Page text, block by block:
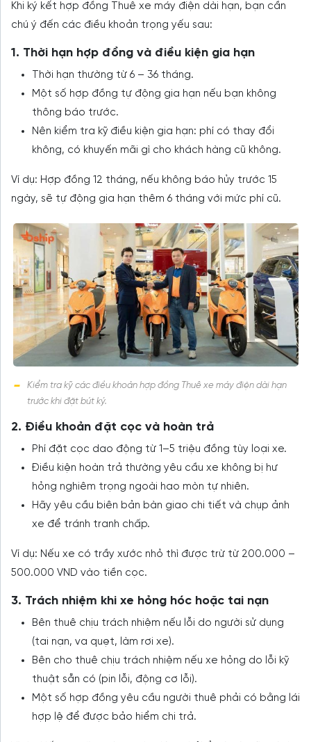
Khi ký kết hợp đồng Thuê xe máy điện dài hạn, bạn cần
chú ý đến các điều khoản trọng yếu sau:
1. Thời hạn hợp đồng và điều kiện gia hạn
Thời hạn thường từ 6 – 36 tháng.
Một số hợp đồng tự động gia hạn nếu bạn không
thông báo trước.
Nên kiểm tra kỹ điều kiện gia hạn: phí có thay đổi
không, có khuyến mãi gì cho khách hàng cũ không.
Ví dụ: Hợp đồng 12 tháng, nếu không báo hủy trước 15
ngày, sẽ tự động gia hạn thêm 6 tháng với mức phí cũ.
Kiểm tra kỹ các điều khoản hợp đồng Thuê xe máy điện dài hạn
trước khi đặt bút ký.
2. Điều khoản đặt cọc và hoàn trả
Phí đặt cọc dao động từ 1–5 triệu đồng tùy loại xe.
Điều kiện hoàn trả thường yêu cầu xe không bị hư
hỏng nghiêm trọng ngoài hao mòn tự nhiên.
Hãy yêu cầu biên bản bàn giao chi tiết và chụp ảnh
xe để tránh tranh chấp.
Ví dụ: Nếu xe có trầy xước nhỏ thì được trừ từ 200.000 –
500.000 VND vào tiền cọc.
3. Trách nhiệm khi xe hỏng hóc hoặc tai nạn
Bên thuê chịu trách nhiệm nếu lỗi do người sử dụng
(tai nạn, va quẹt, làm rơi xe).
Bên cho thuê chịu trách nhiệm nếu xe hỏng do lỗi kỹ
thuật sẵn có (pin lỗi, động cơ lỗi).
Một số hợp đồng yêu cầu người thuê phải có bằng lái
hợp lệ để được bảo hiểm chi trả.